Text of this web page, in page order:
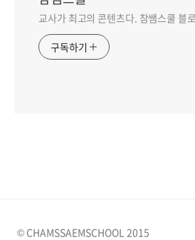
교사가 최고의 콘텐츠다. 참쌤스쿨 블
구독하기
© CHAMSSAEMSCHOOL 2015